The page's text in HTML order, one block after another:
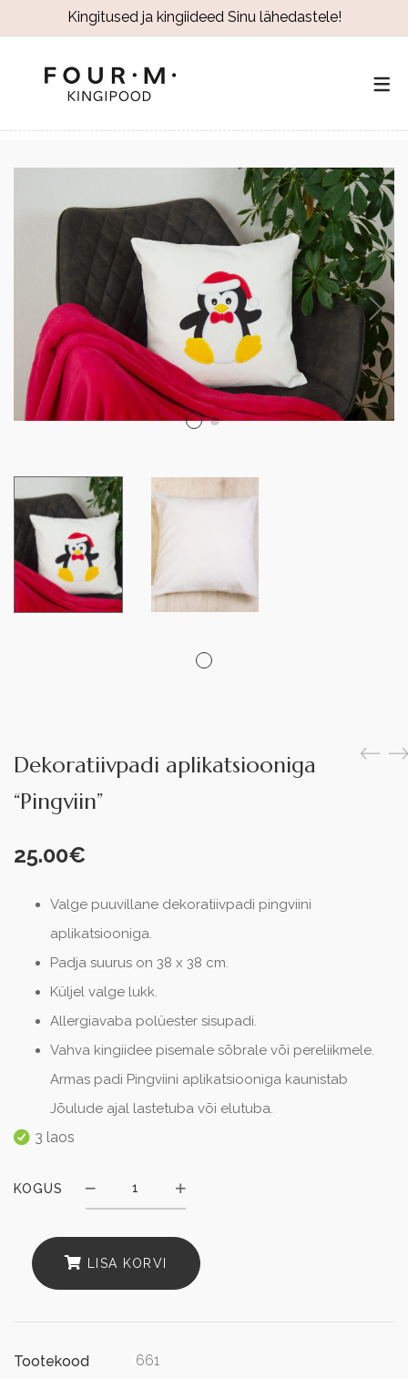
Kingitused ja kingiideed Sinu lähedastele!
Dekoratiivpadi aplikatsiooniga
“Pingviin”
25.00€
Valge puuvillane dekoratiivpadi pingviini
aplikatsiooniga.
Padja suurus on 38 x 38 cm.
Küljel valge lukk.
Allergiavaba polüester sisupadi.
Vahva kingiidee pisemale sõbrale või pereliikmele.
Armas padi Pingviini aplikatsiooniga kaunistab
Jõulude ajal lastetuba või elutuba.
3 laos
KOGUS Kogus
LISA KORVI
Tootekood 661